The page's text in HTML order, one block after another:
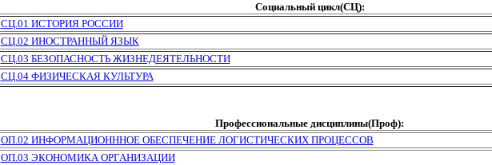
Социальный цикл(СЦ):
СЦ.01 ИСТОРИЯ РОССИИ
СЦ.02 ИНОСТРАННЫЙ ЯЗЫК
СЦ.03 БЕЗОПАСНОСТЬ ЖИЗНЕДЕЯТЕЛЬНОСТИ
СЦ.04 ФИЗИЧЕСКАЯ КУЛЬТУРА
Профессиональные дисциплины(Проф):
ОП.02 ИНФОРМАЦИОНННОЕ ОБЕСПЕЧЕНИЕ ЛОГИСТИЧЕСКИХ ПРОЦЕССОВ
ОП.03 ЭКОНОМИКА ОРГАНИЗАЦИИ